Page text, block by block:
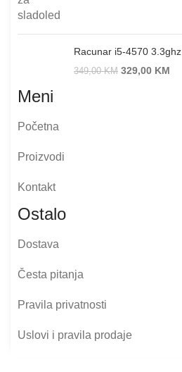
Racunar i5-4570 3.3ghz
349,00KM 329,00 KM
Meni
Početna
Proizvodi
Kontakt
Ostalo
Dostava
Česta pitanja
Pravila privatnosti
Uslovi i pravila prodaje